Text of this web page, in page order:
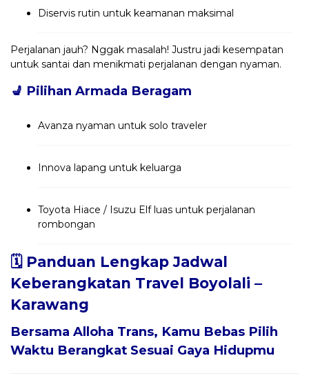
Diservis rutin untuk keamanan maksimal
Perjalanan jauh? Nggak masalah! Justru jadi kesempatan
untuk santai dan menikmati perjalanan dengan nyaman.
💺 Pilihan Armada Beragam
Avanza nyaman untuk solo traveler
Innova lapang untuk keluarga
Toyota Hiace / Isuzu Elf luas untuk perjalanan
rombongan
🗓️ Panduan Lengkap Jadwal
Keberangkatan Travel Boyolali –
Karawang
Bersama Alloha Trans, Kamu Bebas Pilih
Waktu Berangkat Sesuai Gaya Hidupmu